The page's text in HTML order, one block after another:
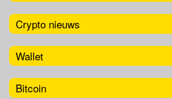
Crypto nieuws
Wallet
Bitcoin